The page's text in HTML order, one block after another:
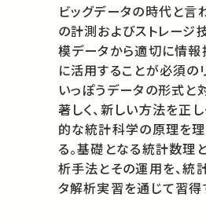
ビッグデータの時代と言
の計測およびストレージ
模データから適切に情報
に活用することが必須の
いっぽうデータの形式
著しく、新しい方法を正
的な統計科学の原理を
る。基礎となる統計数理
析手法とその運用を、統
タ解析実習を通じて習得